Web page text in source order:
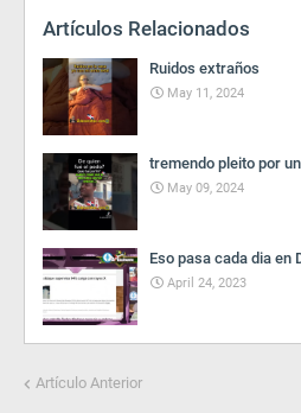
Artículos Relacionados
Ruidos extraños
May 11, 2024
tremendo pleito por
May 09, 2024
Eso pasa cada dia en
April 24, 2023
Artículo Anterior